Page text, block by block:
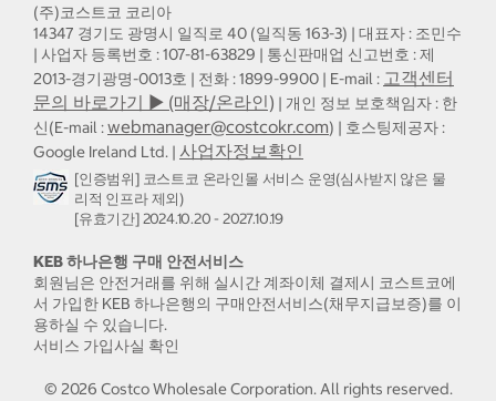
(주)코스트코 코리아
14347 경기도 광명시 일직로 40 (일직동 163-3) | 대표자 : 조민수
| 사업자 등록번호 : 107-81-63829 | 통신판매업 신고번호 : 제
2013-경기광명-0013호 | 전화 : 1899-9900 | E-mail : 고객센터
문의 바로가기 ▶ (매장/온라인) | 개인 정보 보호책임자 : 한
신(E-mail :webmanager@costcokr.com) | 호스팅제공자 :
Google Ireland Ltd. | 사업자정보확인
[인증범위] 코스트코 온라인몰 서비스 운영(심사받지 않은 물
리적 인프라 제외)
[유효기간] 2024.10.20 - 2027.10.19
KEB 하나은행 구매 안전서비스
회원님은 안전거래를 위해 실시간 계좌이체 결제시 코스트코에
서 가입한 KEB 하나은행의 구매안전서비스(채무지급보증)를 이
용하실 수 있습니다.
서비스 가입사실 확인
© 2026 Costco Wholesale Corporation.All rights reserved.